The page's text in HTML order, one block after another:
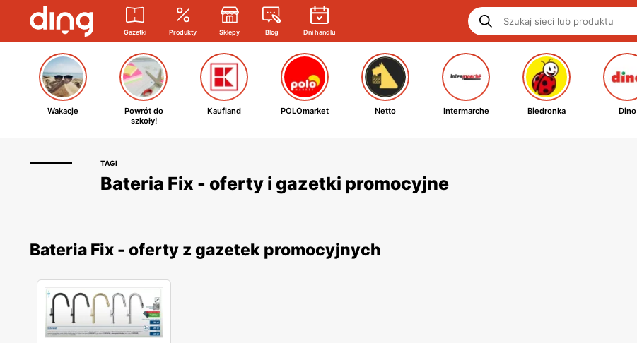
Gazetki Produkty Sklepy Blog Dni handlu
Wakacje
Powrót do
szkoły!
Kaufland POLOmarket Netto Intermarche Biedronka Dino
TAGI
Bateria Fix - oferty i gazetki promocyjne
Bateria Fix - oferty z gazetek promocyjnych